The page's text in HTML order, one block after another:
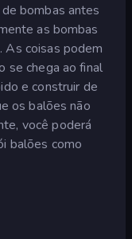
bombas antes
as bombas
As coisas podem
se chega ao final
e construir de
os balões não
você poderá
balões como